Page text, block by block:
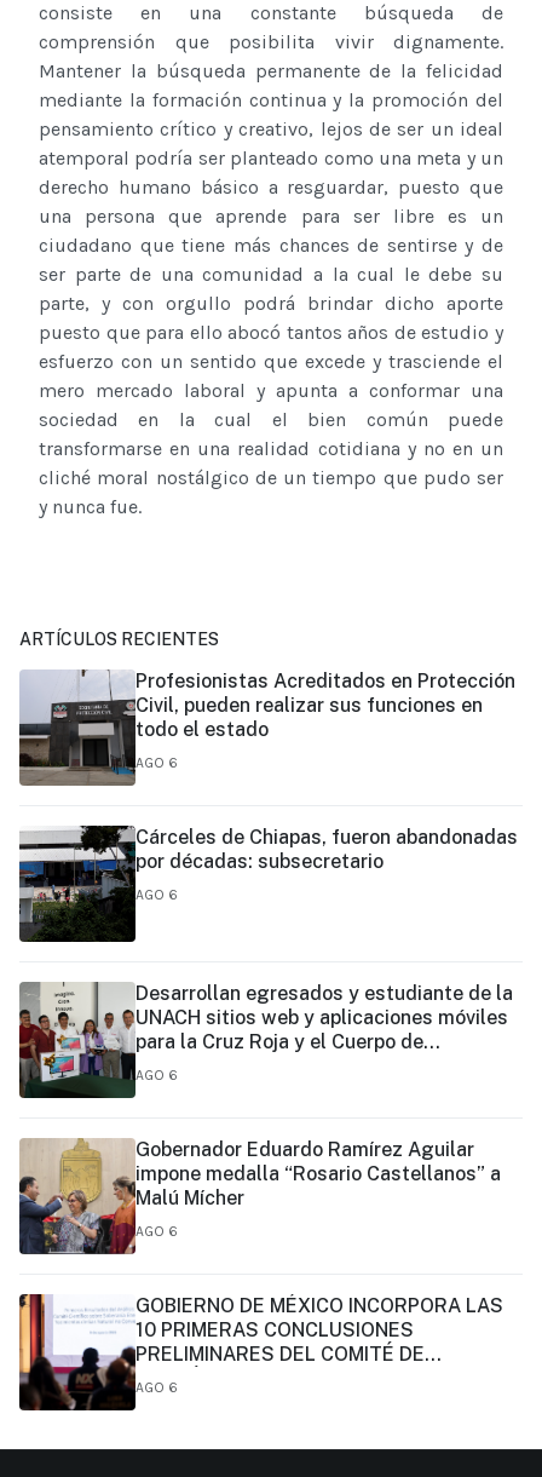
consiste en una constante búsqueda de
comprensión que posibilita vivir dignamente.
Mantener la búsqueda permanente de la felicidad
mediante la formación continua y la promoción del
pensamiento crítico y creativo, lejos de ser un ideal
atemporal podría ser planteado como una meta y un
derecho humano básico a resguardar, puesto que
una persona que aprende para ser libre es un
ciudadano que tiene más chances de sentirse y de
ser parte de una comunidad a la cual le debe su
parte, y con orgullo podrá brindar dicho aporte
puesto que para ello abocó tantos años de estudio y
esfuerzo con un sentido que excede y trasciende el
mero mercado laboral y apunta a conformar una
sociedad en la cual el bien común puede
transformarse en una realidad cotidiana y no en un
cliché moral nostálgico de un tiempo que pudo ser
y nunca fue.
ARTÍCULOS RECIENTES
Profesionistas Acreditados en Protección
Civil, pueden realizar sus funciones en
todo el estado
AGO 6
Cárceles de Chiapas, fueron abandonadas
por décadas: subsecretario
AGO 6
Desarrollan egresados y estudiante de la
UNACH sitios web y aplicaciones móviles
para la Cruz Roja y el Cuerpo de
Bomberos de Tapachula
AGO 6
Gobernador Eduardo Ramírez Aguilar
impone medalla “Rosario Castellanos” a
Malú Mícher
AGO 6
GOBIERNO DE MÉXICO INCORPORA LAS
10 PRIMERAS CONCLUSIONES
PRELIMINARES DEL COMITÉ DE
CIENTÍFICOS Y ESPECIALISTAS PARA EL
PRESIDENTA CLAUDIA SHEINBAUM
AGO 6